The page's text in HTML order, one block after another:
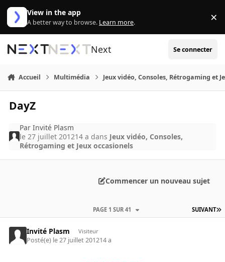
Aller au contenu
View in the app
A better way to browse. Learn more. ×
Next Se connecter
Accueil Multimédia Jeux vidéo, Consoles, Rétrogaming et
DayZ
ParInvité Plasm
le 27 juillet 201214 a dans Jeux vidéo, Consoles,
Rétrogaming et Jeux occasionels
Commencer un nouveau sujet
SUIVANT
PAGE 1 SUR 41
Invité Plasm Visiteur
Posté(e) le 27 juillet 201214 a